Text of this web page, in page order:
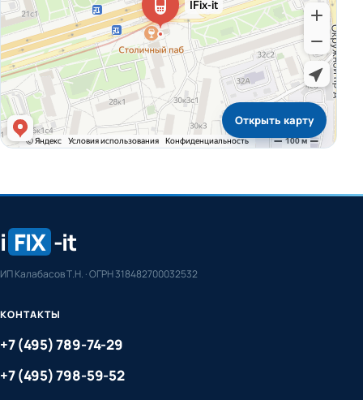
Открыть карту
i FIX -it
ИП Калабасов Т.Н. · ОГРН 318482700032532
КОНТАКТЫ
+7 (495) 789-74-29
+7 (495) 798-59-52